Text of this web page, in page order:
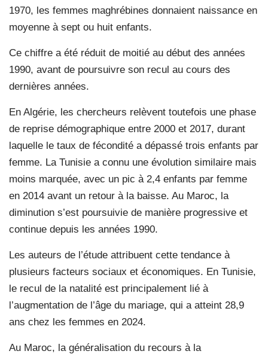
1970, les femmes maghrébines donnaient naissance en
moyenne à sept ou huit enfants.
Ce chiffre a été réduit de moitié au début des années
1990, avant de poursuivre son recul au cours des
dernières années.
En Algérie, les chercheurs relèvent toutefois une phase
de reprise démographique entre 2000 et 2017, durant
laquelle le taux de fécondité a dépassé trois enfants par
femme. La Tunisie a connu une évolution similaire mais
moins marquée, avec un pic à 2,4 enfants par femme
en 2014 avant un retour à la baisse. Au Maroc, la
diminution s’est poursuivie de manière progressive et
continue depuis les années 1990.
Les auteurs de l’étude attribuent cette tendance à
plusieurs facteurs sociaux et économiques. En Tunisie,
le recul de la natalité est principalement lié à
l’augmentation de l’âge du mariage, qui a atteint 28,9
ans chez les femmes en 2024.
Au Maroc, la généralisation du recours à la